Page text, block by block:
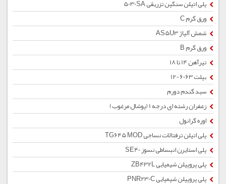
پلی اتیلن سنگین تزریقی 5030SA
ورق گرم C
شمش آلیاژ AS5U3
ورق گرم B
تیرآهن 14 تا 18
بیلت 6063-12
سبد گندم دورم
زعفران رشته ای درجه 1 (پوشال مرغوب)
اوره گرانول
پلی اتیلن ترفتالات نساجی TG645 MOD
پلی استایرن انبساطی نسوز SE40
پلی پروپیلن شیمیایی ZB432L
پلی پروپیلن شیمیایی PNR230C